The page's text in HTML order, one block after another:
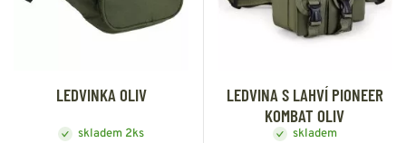
LEDVINKA OLIV
skladem 2ks
LEDVINA S LAHVÍ PIONEER
KOMBAT OLIV
skladem